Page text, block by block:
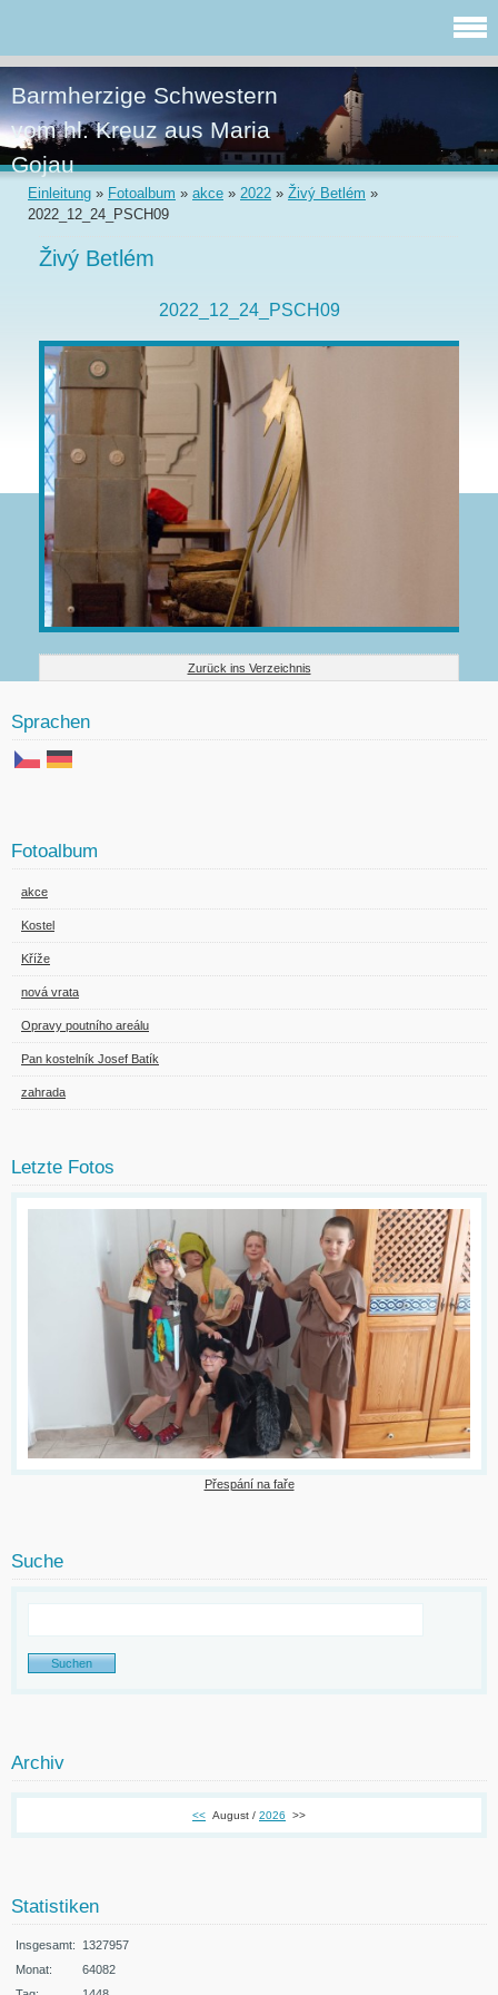
Barmherzige Schwestern
vom hl. Kreuz aus Maria
Gojau
Einleitung » Fotoalbum » akce » 2022 » Živý Betlém »
2022_12_24_PSCH09
Živý Betlém
2022_12_24_PSCH09
Zurück ins Verzeichnis
Sprachen
Fotoalbum
akce
Kostel
Kříže
nová vrata
Opravy poutního areálu
Pan kostelník Josef Batík
zahrada
Letzte Fotos
Přespání na faře
Suche
Archiv
<< August / 2026 >>
Statistiken
Insgesamt: 1327957
Monat:
64082